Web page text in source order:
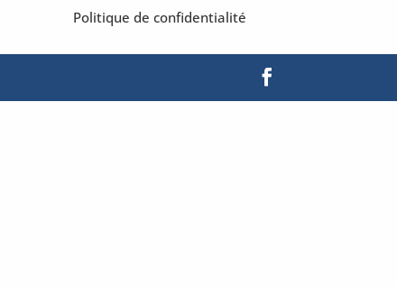
Politique de confidentialité